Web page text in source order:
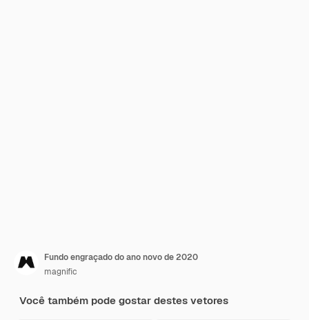
Fundo engraçado do ano novo de 2020
magnific
Você também pode gostar destes vetores